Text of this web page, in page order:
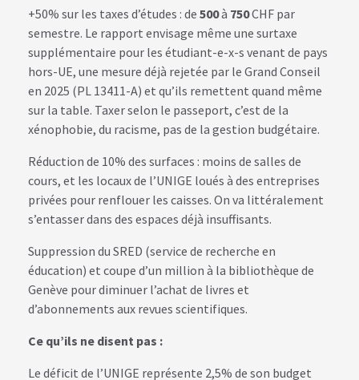
+50% sur les taxes d’études : de 500à 750CHF par
semestre. Le rapport envisage même une surtaxe
supplémentaire pour les étudiant-e-x-s venant de pays
hors-UE, une mesure déjà rejetée par le Grand Conseil
en 2025 (PL 13411-A) et qu’ils remettent quand même
sur la table. Taxer selon le passeport, c’est de la
xénophobie, du racisme, pas de la gestion budgétaire.
Réduction de 10% des surfaces : moins de salles de
cours, et les locaux de l’UNIGE loués à des entreprises
privées pour renflouer les caisses. On va littéralement
s’entasser dans des espaces déjà insuffisants.
Suppression du SRED (service de recherche en
éducation) et coupe d’un million à la bibliothèque de
Genève pour diminuer l’achat de livres et
d’abonnements aux revues scientifiques.
Ce qu’ils ne disent pas :
Le déficit de l’UNIGE représente 2,5% de son budget